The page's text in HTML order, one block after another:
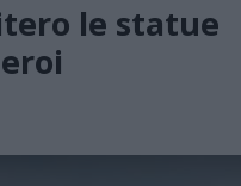
le statue